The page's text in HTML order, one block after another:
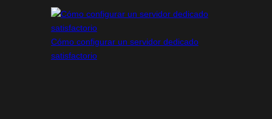
Cómo configurar un servidor dedicado
satisfactorio